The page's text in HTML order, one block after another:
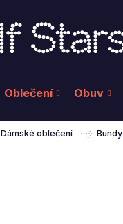
Oblečení Obuv
Dámské oblečení Bundy